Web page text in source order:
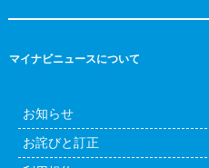
マイナビニュースについて
お知らせ
お詫びと訂正